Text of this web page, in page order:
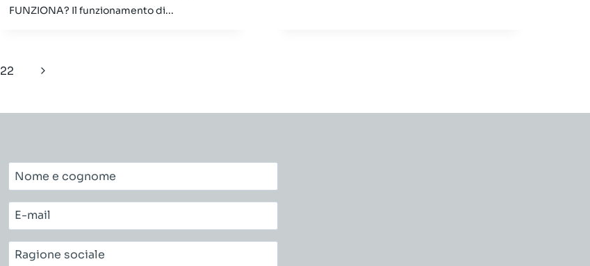
FUNZIONA? Il funzionamento di...
22
Pagina
Nome
e
cognome*
E-
mail*
Ragione